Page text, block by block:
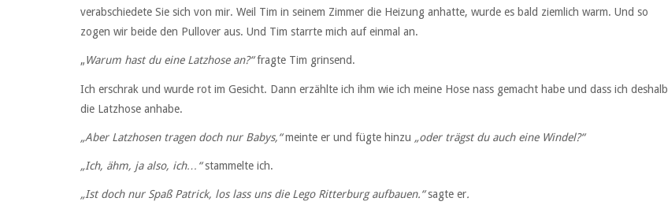
verabschiedete Sie sich von mir. Weil Tim in seinem Zimmer die Heizung anhatte, wurde es bald ziemlich warm. Und so
zogen wir beide den Pullover aus. Und Tim starrte mich auf einmal an.
„Warum hast du eine Latzhose an?“fragte Tim grinsend.
Ich erschrak und wurde rot im Gesicht. Dann erzählte ich ihm wie ich meine Hose nass gemacht habe und dass ich deshalb
die Latzhose anhabe.
„Aber Latzhosen tragen doch nur Babys,“meinte er und fügte hinzu „oder trägst du auch eine Windel?“
„Ich, ähm, ja also, ich…“stammelte ich.
„Ist doch nur Spaß Patrick, los lass uns die Lego Ritterburg aufbauen.“sagte er.